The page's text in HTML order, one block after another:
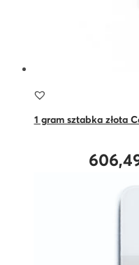
1 gram sztabka złota